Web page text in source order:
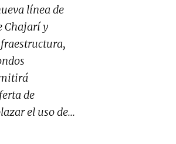
línea de
Chajarí y
de
el uso de...